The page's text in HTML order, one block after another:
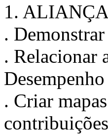
1.
.
. Relacionar
. Criar